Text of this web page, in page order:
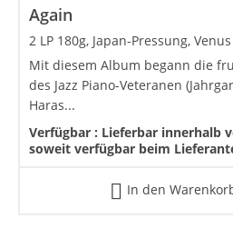
Again
2 LP 180g, Japan-Pressung,
Mit diesem Album begann die
des Jazz Piano-Veteranen
Haras...
Verfügbar : Lieferbar innerhalb
soweit verfügbar beim
In den